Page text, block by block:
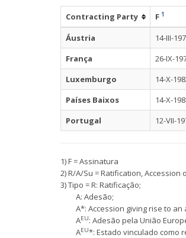
Contracting Party F 1
Áustria
14-III-
França
26-IX-
Luxemburgo
14-X-
Países Baixos
14-X-
Portugal
12-VII-
1) F = Assinatura
2) R/A/Su = Ratification, Accession
3) Tipo = R: Ratificação;
A: Adesão;
A*: Accession giving rise to
AEU: Adesão pela União
AEU*: Estado vinculado como